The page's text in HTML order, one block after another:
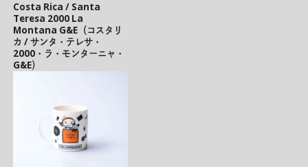
Costa Rica / Santa
Teresa 2000 La
Montana G&E（コスタリ
カ / サンタ・テレサ・
2000・ラ・モンターニャ・
G&E）